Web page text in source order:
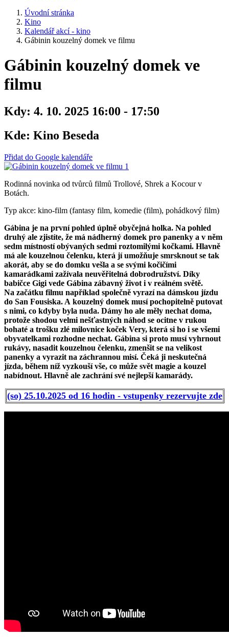
Úvodní stránka
Kino
Kalendář akcí - kino
Gábinin kouzelný domek ve filmu
Gábinin kouzelný domek ve
filmu
Kdy: 4. 10. 2025 16:00 - 17:50
Kde: Kino Beseda
Přidat do Google kalendáře
Rodinná novinka od tvůrců filmů Trollové, Shrek a Kocour v
Botách.
Typ akce: kino-film (fantasy film, komedie (film), pohádkový film)
Gábina je na první pohled úplně obyčejná holka. Na pohled
druhý ale zjistíte, že má nádherný domek pro panenky a v něm
sedm místností obývaných sedmi roztomilými kočkami. Hlavně
má ale kouzelnou čelenku, která jí umožňuje smrsknout se tak
akorát, aby se do domku vešla a se svými kočičími
kamarádkami zažívala neuvěřitelná dobrodružství. Díky
babičce Gigi vede Gábina zábavný život i v reálném světě.
Na začátku filmu například společně vyrazí na dámskou jízdu
do San Fousiska. A kouzelný domek musí pochopitelně putovat
s nimi, co kdyby byla nuda. Dámy ho ale měly nechat doma,
protože shodou velmi nešťastných náhod se ocitne v rukou
bohaté a trošku zlé milovnice koček Very, která si ho i se všemi
obyvatelkami rozhodne nechat. Gábina si proto musí vyhrnout
rukávy, nasadit kouzelnou čelenku, zmenšit se na velikost
panenky a vyrazit na záchrannou misí. Čeká ji neskutečná
jízda, během níž vyzkouší vše, co může svět magie a kouzel
nabídnout. Hlavně ale zachrání své nejlepší kamarády.
(so) 25.10.2025 od 16 hodin - vstupenky rezervujte zde